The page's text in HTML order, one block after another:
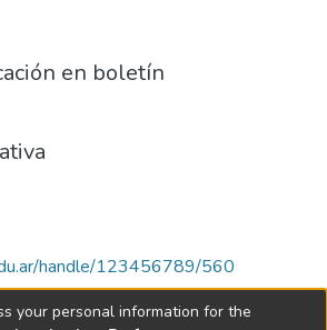
en boletín
handle/123456789/560
your personal information for the